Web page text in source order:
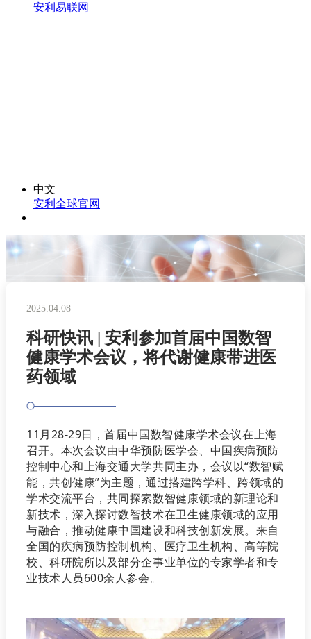
安利易联网
中文
安利全球官网
2025.04.08
科研快讯 | 安利参加首届中国数智
健康学术会议，将代谢健康带进医
药领域
11月28-29日，首届中国数智健康学术会议在上海
召开。本次会议由中华预防医学会、中国疾病预防
控制中心和上海交通大学共同主办，会议以“数智赋
能，共创健康”为主题，通过搭建跨学科、跨领域的
学术交流平台，共同探索数智健康领域的新理论和
新技术，深入探讨数智技术在卫生健康领域的应用
与融合，推动健康中国建设和科技创新发展。来自
全国的疾病预防控制机构、医疗卫生机构、高等院
校、科研院所以及部分企事业单位的专家学者和专
业技术人员600余人参会。